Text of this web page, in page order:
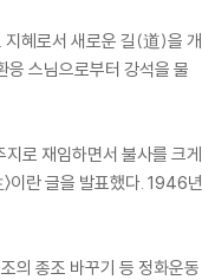
혜로서 새로운 길(道)을 개
스님으로부터 강석을 물
로 재임하면서 불사를 크게
이란 글을 발표했다. 1946년
의 종조 바꾸기 등 정화운동